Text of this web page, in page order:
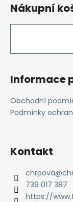
Nákupní
Informace
Obchodní
Podmínky
Kontakt
chrpova@
739 017 387
https://